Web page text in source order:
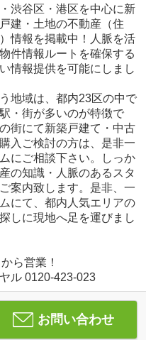
渋谷区・港区を中心に新
建・土地の不動産（住
情報を掲載中！人脈を活
件情報ルートを確保する
情報提供を可能にしまし
地域は、都内23区の中で
・街が多いのが特徴で
街にて新築戸建て・中古
入ご検討の方は、是非一
にご相談下さい。しっか
の知識・人脈のあるスタ
案内致します。是非、一
にて、都内人気エリアの
しに現地へ足を運びまし
ら営業！
ル 0120-423-023
お問い合わせ